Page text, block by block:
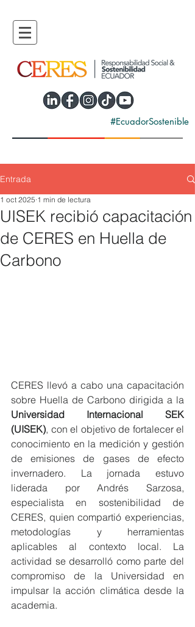
#EcuadorSostenible
Entrada
UISEK recibió capacitación
de CERES en Huella de
Carbono
1 oct 2025 1 min de lectura
CERES llevó a cabo una capacitación
Universidad Internacional SEK
(UISEK), con el objetivo de fortalecer el
conocimiento en la medición y gestión
de emisiones de gases de efecto
invernadero. La jornada estuvo
liderada por Andrés Sarzosa,
especialista en sostenibilidad de
CERES, quien compartió experiencias,
metodologías y herramientas
aplicables al contexto local. La
actividad se desarrolló como parte del
compromiso de la Universidad en
impulsar la acción climática desde la
academia.